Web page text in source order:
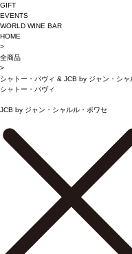
GIFT
EVENTS
WORLD WINE BAR
HOME
>
全商品
>
シャトー・パヴィ & JCB by ジャン・シャ
シャトー・パヴィ
JCB by ジャン・シャルル・ボワセ